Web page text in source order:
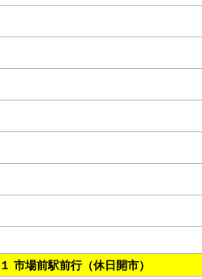
市場前駅前行（休日開市）